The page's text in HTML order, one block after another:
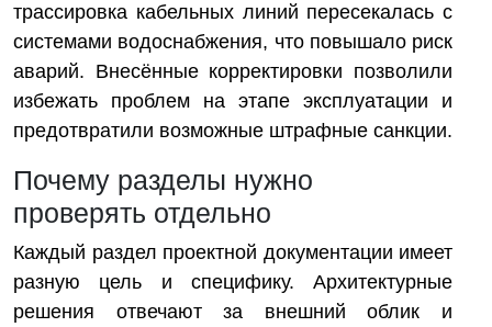
трассировка кабельных линий пересекалась с
системами водоснабжения, что повышало риск
аварий. Внесённые корректировки позволили
избежать проблем на этапе эксплуатации и
предотвратили возможные штрафные санкции.
Почему разделы нужно
проверять отдельно
Каждый раздел проектной документации имеет
разную цель и специфику. Архитектурные
решения отвечают за внешний облик и